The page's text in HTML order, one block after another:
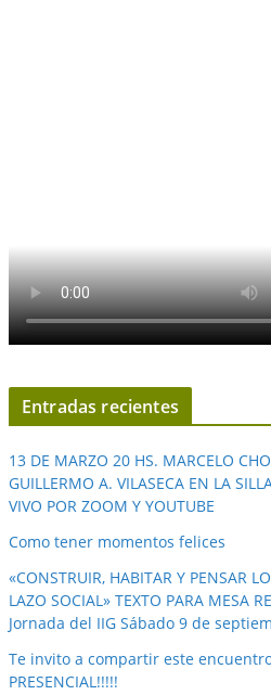
Entradas recientes
13 DE MARZO 20 HS. MARCELO
GUILLERMO A. VILASECA EN LA
VIVO POR ZOOM Y YOUTUBE
Como tener momentos felices
«CONSTRUIR, HABITAR Y PENSAR
LAZO SOCIAL» TEXTO PARA MESA
Jornada del IIG Sábado 9 de
Te invito a compartir este
PRESENCIAL!!!!!